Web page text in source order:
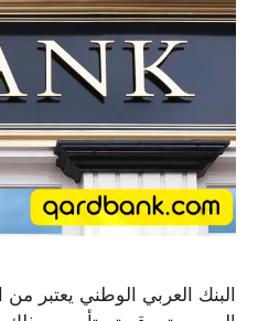
البنك العربي الوطني يعتبر